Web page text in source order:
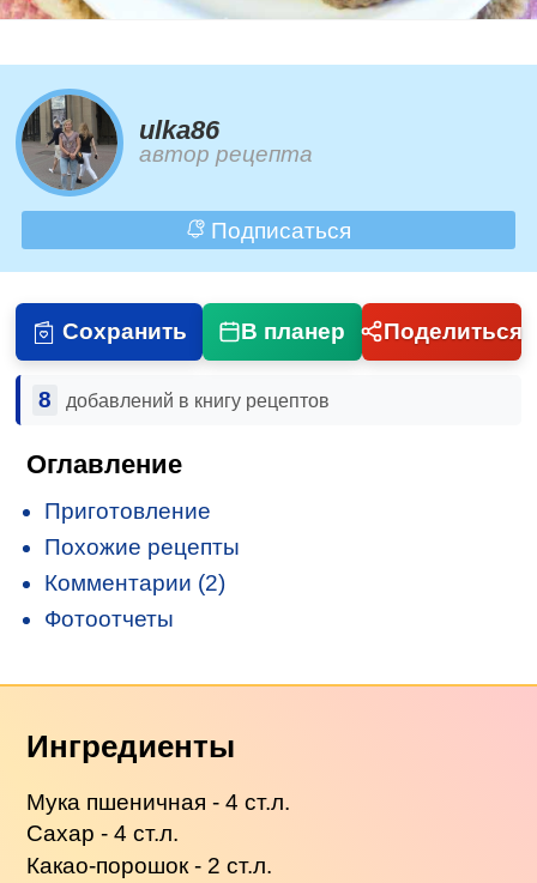
ulka86
автор рецепта
Подписаться
Сохранить В планер Поделиться
8 добавлений в книгу рецептов
Оглавление
Приготовление
Похожие рецепты
Комментарии (2)
Фотоотчеты
Ингредиенты
Мука пшеничная - 4 ст.л.
Сахар - 4 ст.л.
Какао-порошок - 2 ст.л.